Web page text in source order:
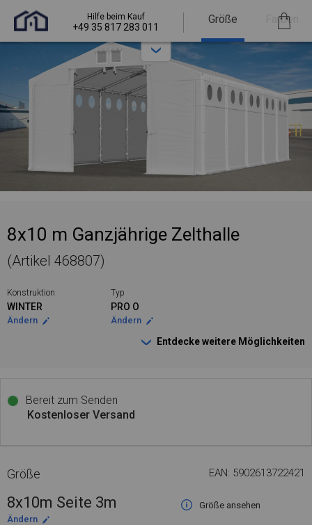
Hilfe beim Kauf
+49 35 817 283 011
Größe Farben
8x10 m Ganzjährige Zelthalle
(Artikel 468807)
Konstruktion
WINTER
Ändern
Typ
PRO O
Ändern
Entdecke weitere Möglichkeiten
Bereit zum Senden
Kostenloser Versand
Größe EAN: 5902613722421
8x10m Seite 3m
Größe ansehen
Ändern